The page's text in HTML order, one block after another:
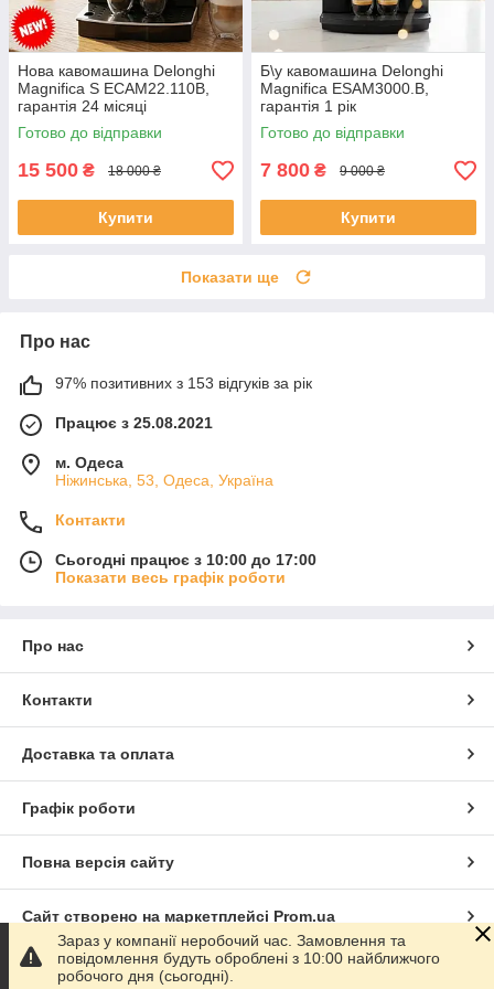
Нова кавомашина Delonghi
Magnifica S ECAM22.110B,
гарантія 24 місяці
Готово до відправки
15 500 ₴ 18 000 ₴
Купити
Б\у кавомашина Delonghi
Magnifica ESAM3000.B,
гарантія 1 рік
Готово до відправки
7 800 ₴ 9 000 ₴
Купити
Показати ще
Про нас
97% позитивних з 153 відгуків за рік
Працює з 25.08.2021
м. Одеса
Ніжинська, 53, Одеса, Україна
Контакти
Сьогодні працює з 10:00 до 17:00
Показати весь графік роботи
Про нас
Контакти
Доставка та оплата
Графік роботи
Повна версія сайту
Сайт створено на маркетплейсі Prom.ua
Політика конфіденційності
Зараз у компанії неробочий час. Замовлення та
повідомлення будуть оброблені з 10:00 найближчого
робочого дня (сьогодні).